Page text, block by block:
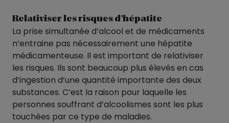
Relativiser les risques d’hépatite
La prise simultanée d’alcool et de médicaments
n’entraine pas nécessairement une hépatite
médicamenteuse. Il est important de relativiser
les risques. Ils sont beaucoup plus élevés en cas
d’ingestion d’une quantité importante des deux
substances. C’est la raison pour laquelle les
personnes souffrant d’alcoolismes sont les plus
touchées par ce type de maladies.